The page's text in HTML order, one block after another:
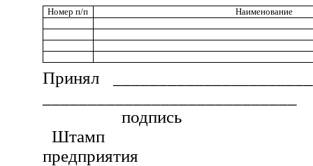
Номер п/п Наименование
Принял
подпись
Штамп
предприятия